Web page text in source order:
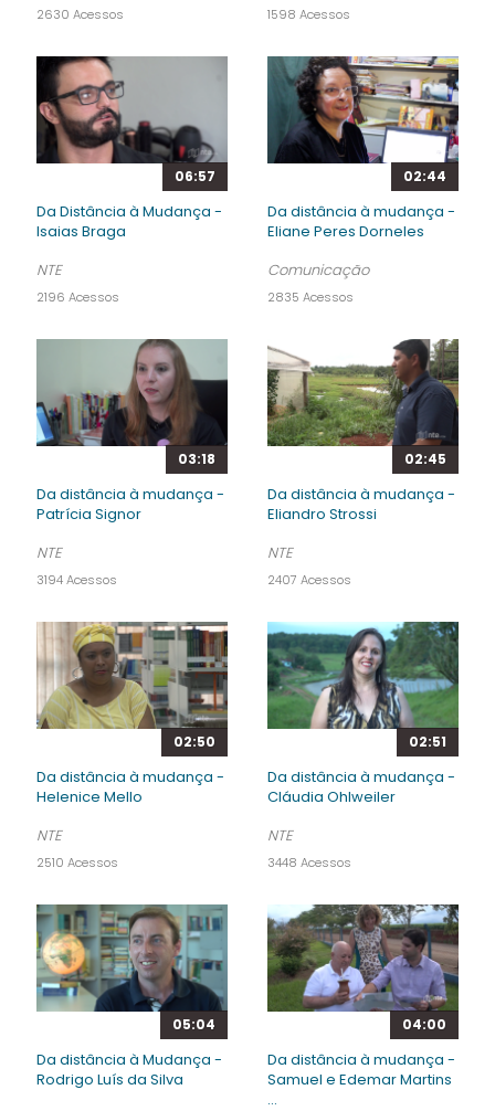
2630 Acessos 1598 Acessos
06:57
Da Distância à Mudança -
Isaias Braga
NTE
2196 Acessos
02:44
Da distância à mudança -
Eliane Peres Dorneles
Comunicação
2835 Acessos
03:18
Da distância à mudança -
Patrícia Signor
NTE
3194 Acessos
02:45
Da distância à mudança -
Eliandro Strossi
NTE
2407 Acessos
02:50
Da distância à mudança -
Helenice Mello
NTE
2510 Acessos
02:51
Da distância à mudança -
Cláudia Ohlweiler
NTE
3448 Acessos
05:04
Da distância à Mudança -
Rodrigo Luís da Silva
04:00
Da distância à mudança -
Samuel e Edemar Martins
...